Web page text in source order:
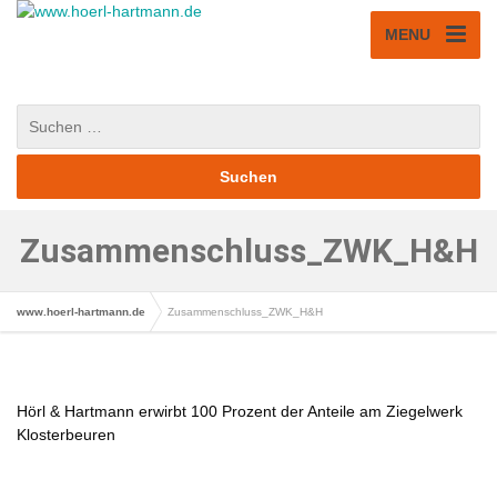
MENU
Zusammenschluss_ZWK_H&H
www.hoerl-hartmann.de Zusammenschluss_ZWK_H&H
Hörl & Hartmann erwirbt 100 Prozent der Anteile am Ziegelwerk
Klosterbeuren